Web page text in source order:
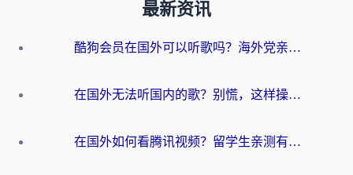
最新资讯
酷狗会员在国外可以听歌吗？海外党亲测有效：3步解决音乐权限难题
在国外无法听国内的歌？别慌，这样操作就能畅听QQ音乐（附亲测加速器推荐）
在国外如何看腾讯视频？留学生亲测有效的回国加速方案